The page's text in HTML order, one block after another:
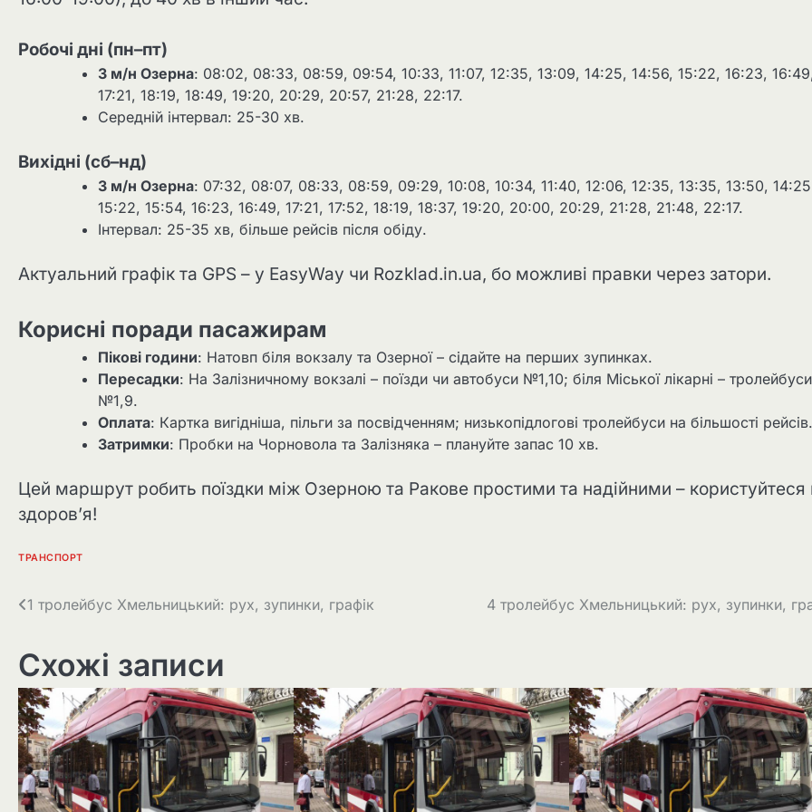
Робочі дні (пн–пт)
З м/н Озерна: 08:02, 08:33, 08:59, 09:54, 10:33, 11:07, 12:35, 13:09, 14:25, 14:56, 15:22, 16:23,
17:21, 18:19, 18:49, 19:20, 20:29, 20:57, 21:28, 22:17.
Середній інтервал: 25-30 хв.
Вихідні (сб–нд)
З м/н Озерна: 07:32, 08:07, 08:33, 08:59, 09:29, 10:08, 10:34, 11:40, 12:06, 12:35, 13:35, 13:50,
15:22, 15:54, 16:23, 16:49, 17:21, 17:52, 18:19, 18:37, 19:20, 20:00, 20:29, 21:28, 21:48, 22:17.
Інтервал: 25-35 хв, більше рейсів після обіду.
Актуальний графік та GPS – у EasyWay чи Rozklad.in.ua, бо можливі правки через затори.
Корисні поради пасажирам
Пікові години: Натовп біля вокзалу та Озерної – сідайте на перших зупинках.
Пересадки: На Залізничному вокзалі – поїзди чи автобуси №1,10; біля Міської лікарні – тролейбуси
№1,9.
Оплата: Картка вигідніша, пільги за посвідченням; низькопідлогові тролейбуси на більшості рейсів.
Затримки: Пробки на Чорновола та Залізняка – плануйте запас 10 хв.
Цей маршрут робить поїздки між Озерною та Ракове простими та надійними – користуйтеся
здоров’я!
ТРАНСПОРТ
Навігація
1 тролейбус Хмельницький: рух, зупинки, графік 4 тролейбус Хмельницький: рух, зупинки,
Схожі записи